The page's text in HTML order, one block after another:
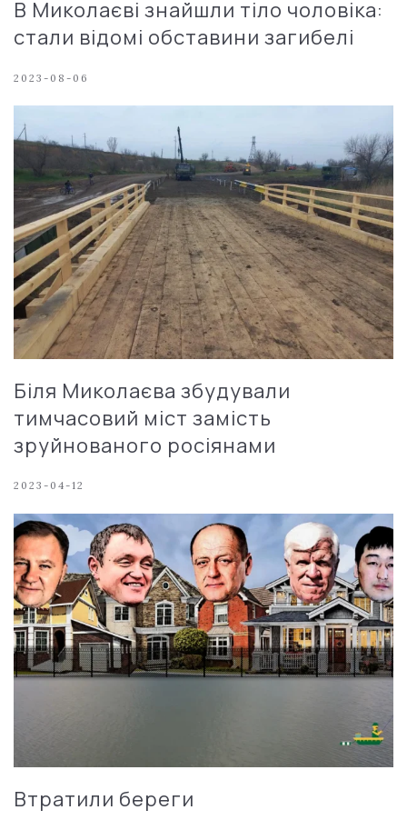
В Миколаєві знайшли тіло чоловіка:
стали відомі обставини загибелі
2023-08-06
Біля Миколаєва збудували
тимчасовий міст замість
зруйнованого росіянами
2023-04-12
Втратили береги